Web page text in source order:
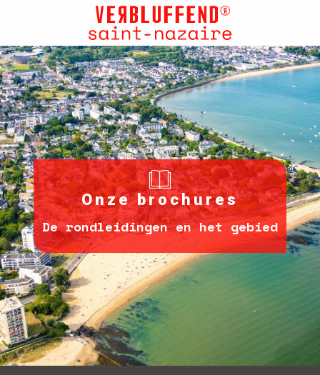
contenu
principal
Onze brochures
De rondleidingen en het gebied